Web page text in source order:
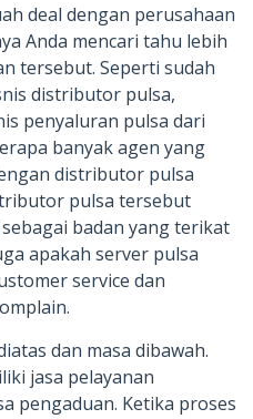
deal dengan perusahaan
Anda mencari tahu lebih
tersebut. Seperti sudah
distributor pulsa,
penyaluran pulsa dari
banyak agen yang
distributor pulsa
pulsa tersebut
badan yang terikat
apakah server pulsa
service dan
dan masa dibawah.
jasa pelayanan
pengaduan. Ketika proses